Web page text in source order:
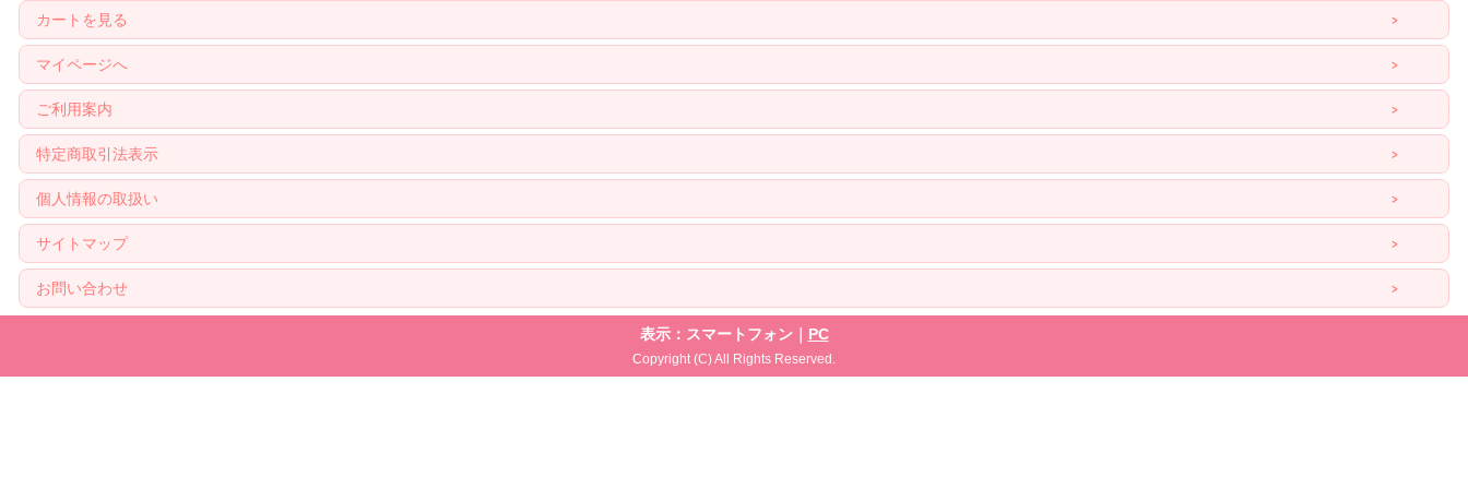
カートを見る
マイページへ
ご利用案内
特定商取引法表示
個人情報の取扱い
サイトマップ
お問い合わせ
表示：スマートフォン｜ PC
Copyright (C) All Rights Reserved.